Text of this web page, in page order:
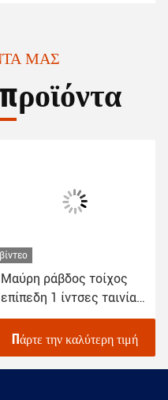
ΜΑΣ
βίντεο
Μαύρη ράβδος τοίχος
επίπεδη 1 ίντσες ταινία
μάσκετινγκ Crepe χαρτί
stripping trim
Πάρτε την καλύτερη τιμή